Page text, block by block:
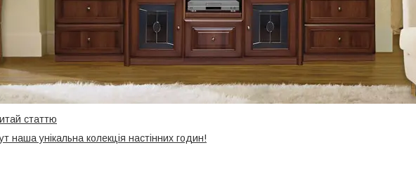
статтю
наша унікальна колекція настінних годин!